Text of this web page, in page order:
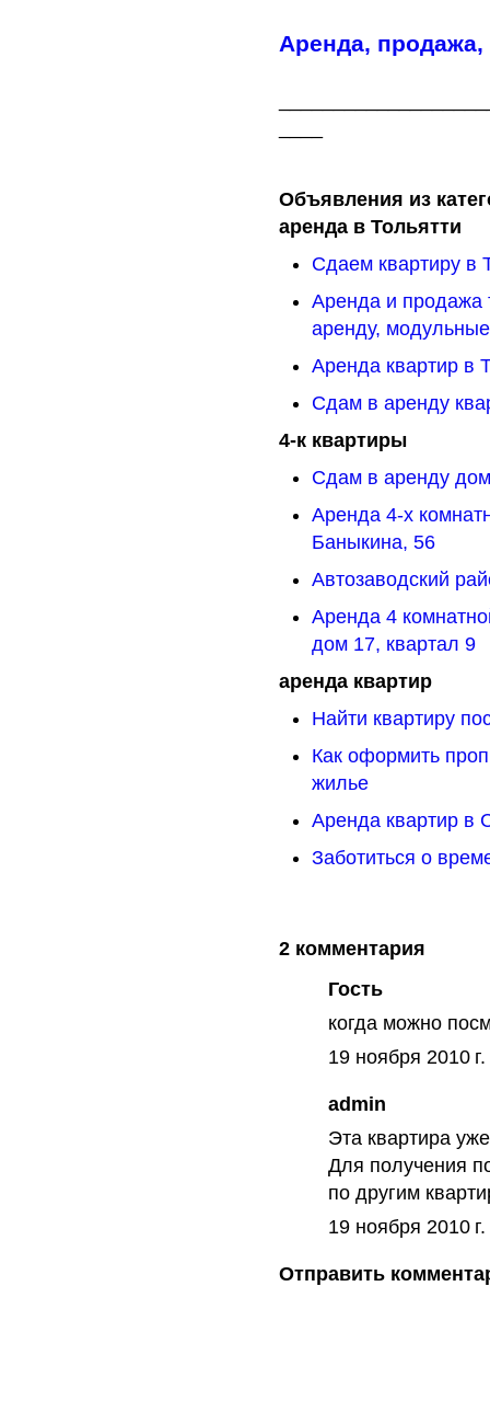
Аренда,
Объявления из
аренда в Тольятти
Сдаем квартиру в
Аренда и продажа
аренду,
Аренда квартир в
Сдам в аренду
4-к квартиры
Сдам в аренду дом
Аренда 4-х
Баныкина, 56
Автозаводский
Аренда 4
дом 17, квартал 9
аренда квартир
Найти квартиру
Как оформить
жилье
Аренда квартир в
Заботиться о
2 комментария
Гость
когда можно
19 ноября 2010
admin
Эта квартира
Для получения
по другим
19 ноября 2010
Отправить